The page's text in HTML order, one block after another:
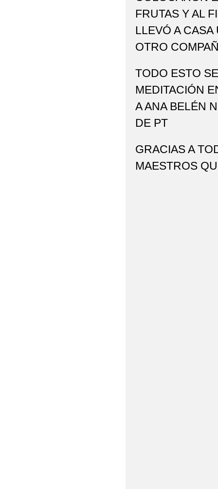
FRUTAS Y AL
LLEVÓ A
OTRO
TODO ESTO
MEDITACIÓN
A ANA BELÉN
DE PT
GRACIAS A
MAESTROS